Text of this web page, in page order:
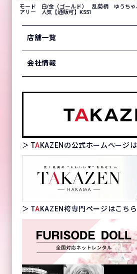
モード 白/金（ゴールド） 乱菊柄 ゆうち
アリー 人気【通販可】K551
店舗一覧
会社情報
＞ TAKAZENの公式ホームページ
＞ TAKAZEN袴専門ページはこちら